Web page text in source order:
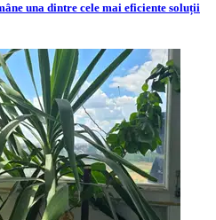
una dintre cele mai eficiente soluții